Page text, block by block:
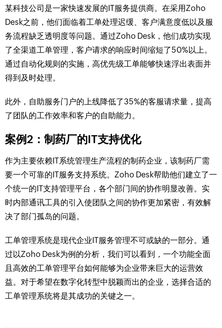
某科技公司是一家快速发展的IT服务提供商。在采用Zoho
Desk之前，他们面临着工单处理迟缓、客户满意度低以及服
务流程缺乏透明度等问题。通过Zoho Desk，他们成功实现
了全渠道工单管理，客户请求的响应时间缩短了50%以上。
通过自动化规则的实施，高优先级工单能够快速浮出表面并
得到及时处理。
此外，自助服务门户的上线降低了35%的客服请求量，提高
了团队的工作效率和客户的自助能力。
案例2：制药厂的IT支持优化
作为主要依赖IT系统管理生产流程的制药企业，该制药厂需
要一个可靠的IT服务支持系统。Zoho Desk帮助他们建立了一
个统一的IT支持管理平台，各个部门间的协作明显改善。实
时内部通讯工具的引入使团队之间的协作更加紧密，有效解
决了部门孤岛的问题。
工单管理系统是现代企业IT服务管理不可或缺的一部分。通
过以Zoho Desk为例的分析，我们可以看到，一个功能全面
且高效的工单管理平台如何能够为企业带来巨大的运营效
益。对于希望在数字化转型中脱颖而出的企业，选择合适的
工单管理系统将是其成功的关键之一。